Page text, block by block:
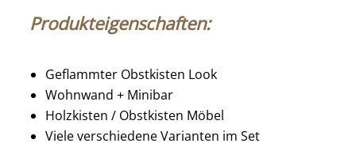
Produkteigenschaften:
Geflammter Obstkisten Look
Wohnwand + Minibar
Holzkisten / Obstkisten Möbel
Viele verschiedene Varianten im Set